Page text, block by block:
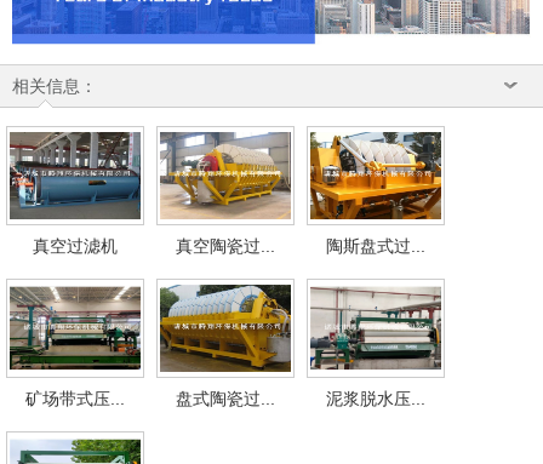
相关信息：
真空过滤机 真空陶瓷过... 陶斯盘式过...
矿场带式压... 盘式陶瓷过... 泥浆脱水压...